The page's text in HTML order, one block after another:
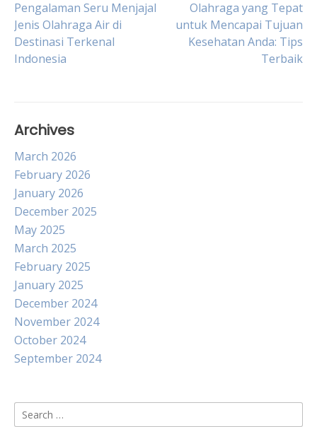
Post
navigation
Pengalaman Seru Menjajal
Jenis Olahraga Air di
Destinasi Terkenal
Indonesia
Olahraga yang Tepat
untuk Mencapai Tujuan
Kesehatan Anda: Tips
Terbaik
Archives
March 2026
February 2026
January 2026
December 2025
May 2025
March 2025
February 2025
January 2025
December 2024
November 2024
October 2024
September 2024
Search